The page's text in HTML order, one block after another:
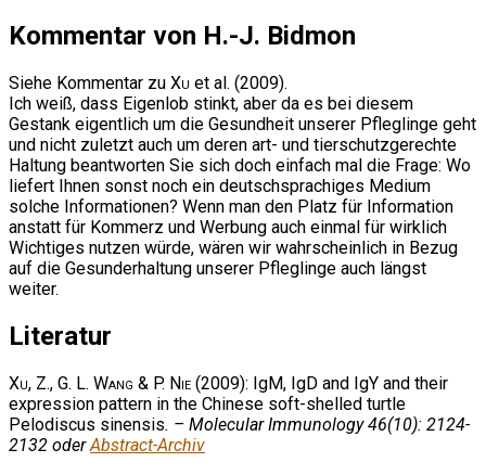
Kommentar von H.-J. Bidmon
Siehe Kommentar zu Xu et al. (2009).
Ich weiß, dass Eigenlob stinkt, aber da es bei diesem
Gestank eigentlich um die Gesundheit unserer Pfleglinge geht
und nicht zuletzt auch um deren art- und tierschutzgerechte
Haltung beantworten Sie sich doch einfach mal die Frage: Wo
liefert Ihnen sonst noch ein deutschsprachiges Medium
solche Informationen? Wenn man den Platz für Information
anstatt für Kommerz und Werbung auch einmal für wirklich
Wichtiges nutzen würde, wären wir wahrscheinlich in Bezug
auf die Gesunderhaltung unserer Pfleglinge auch längst
weiter.
Literatur
Xu, Z., G. L. Wang & P. Nie (2009): IgM, IgD and IgY and their
expression pattern in the Chinese soft-shelled turtle
Pelodiscus sinensis. – Molecular Immunology 46(10): 2124-
2132 oderAbstract-Archiv